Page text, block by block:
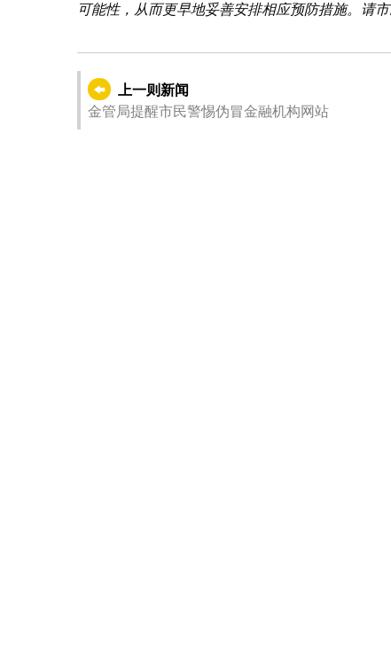
可能性，从而更早地妥善安排相应预防措施。请
上一则新闻
金管局提醒市民警惕伪冒金融机构网站